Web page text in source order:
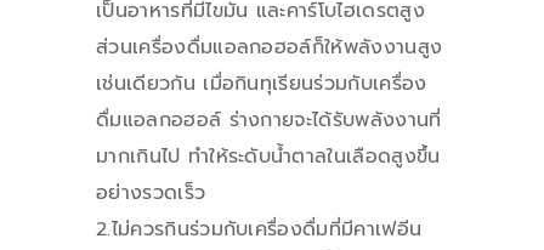
เป็นอาหารที่มีไขมัน และคาร์โบไฮเดรตสูง
ส่วนเครื่องดื่มแอลกอฮอล์ก็ให้พลังงานสูง
เช่นเดียวกัน เมื่อกินทุเรียนร่วมกับเครื่อง
ดื่มแอลกอฮอล์ ร่างกายจะได้รับพลังงานที่
มากเกินไป ทำให้ระดับน้ำตาลในเลือดสูงขึ้น
อย่างรวดเร็ว
2.ไม่ควรกินร่วมกับเครื่องดื่มที่มีคาเฟอีน